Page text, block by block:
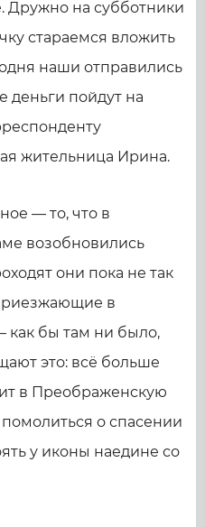
Дружно на субботники
стараемся вложить
наши отправились
деньги пойдут на
жительница Ирина.
— то, что в
возобновились
они пока не так
в
бы там ни было,
это: всё больше
в Преображенскую
о спасении
у иконы наедине со